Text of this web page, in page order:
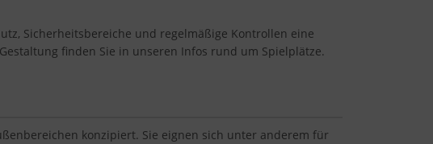
Sicherheitsbereiche und regelmäßige Kontrollen eine
finden Sie in unseren Infos rund um Spielplätze.
konzipiert. Sie eignen sich unter anderem für